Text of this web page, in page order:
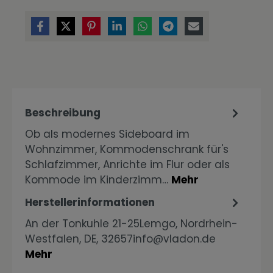
Beschreibung
Ob als modernes Sideboard im
Wohnzimmer, Kommodenschrank für's
Schlafzimmer, Anrichte im Flur oder als
Kommode im Kinderzimm… Mehr
Herstellerinformationen
An der Tonkuhle 21-25Lemgo, Nordrhein-
Westfalen, DE, 32657info@vladon.de
Mehr